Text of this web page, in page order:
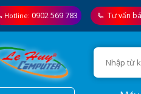
Hotline: 0902 569 783 Tư vấn